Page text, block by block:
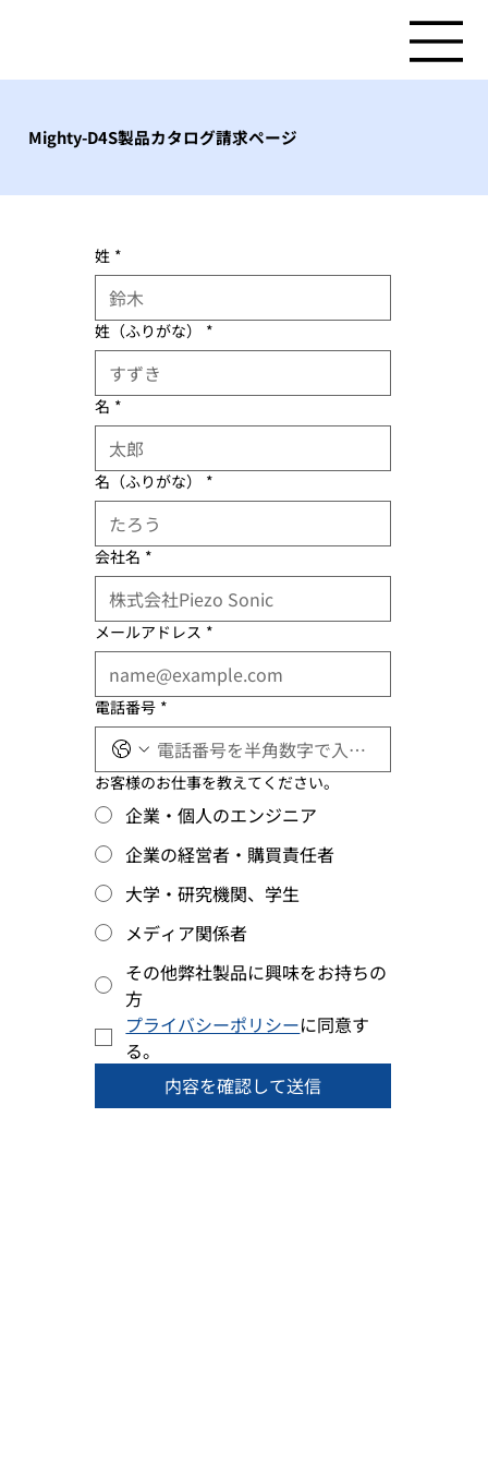
Mighty-D4S製品カタログ請求ページ
姓 *
姓（ふりがな） *
名 *
名（ふりがな） *
会社名 *
メールアドレス *
電話番号 *
お客様のお仕事を教えてください。
企業・個人のエンジニア
企業の経営者・購買責任者
大学・研究機関、学生
メディア関係者
その他弊社製品に興味をお持ちの
方
プライバシーポリシーに同意す
る。
内容を確認して送信